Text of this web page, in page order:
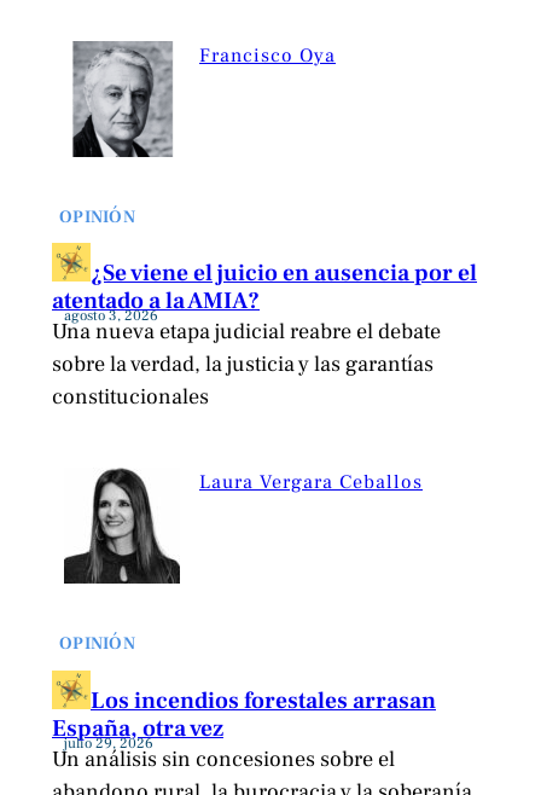
Francisco Oya
OPINIÓN
¿Se viene el juicio en ausencia por el
atentado a la AMIA?
agosto 3, 2026
Una nueva etapa judicial reabre el debate
sobre la verdad, la justicia y las garantías
constitucionales
Laura Vergara Ceballos
OPINIÓN
Los incendios forestales arrasan
España, otra vez
julio 29, 2026
Un análisis sin concesiones sobre el